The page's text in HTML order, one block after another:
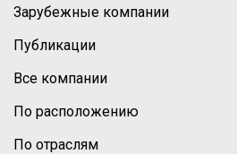
Зарубежные компании
Публикации
Все компании
По расположению
По отраслям